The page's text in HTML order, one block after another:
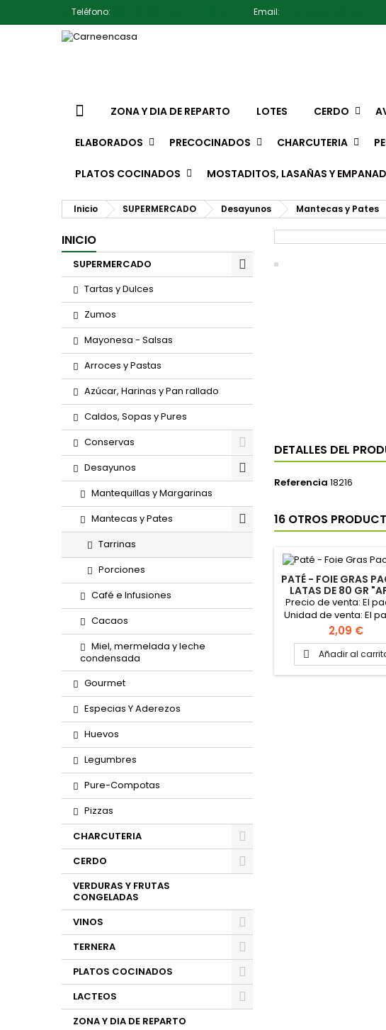
Teléfono: Email:
ZONA Y DIA DE REPARTO LOTES CERDO
ELABORADOS PRECOCINADOS CHARCUTERIA
PLATOS COCINADOS MOSTADITOS, LASAÑAS Y
Inicio SUPERMERCADO Desayunos Mantecas y Pates
INICIO
SUPERMERCADO
Tartas y Dulces
Zumos
Mayonesa - Salsas
Arroces y Pastas
Azúcar, Harinas y Pan rallado
Caldos, Sopas y Pures
Conservas
Desayunos
Mantequillas y Margarinas
Mantecas y Pates
Tarrinas
Porciones
Café e Infusiones
Cacaos
Miel, mermelada y leche
condensada
Gourmet
Especias Y Aderezos
Huevos
Legumbres
Pure-Compotas
Pizzas
CHARCUTERIA
CERDO
VERDURAS Y FRUTAS
CONGELADAS
VINOS
TERNERA
PLATOS COCINADOS
LACTEOS
ZONA Y DIA DE REPARTO
DETALLES DEL
Referencia 18216
16 OTROS
PATÉ - FOIE GRAS
LATAS DE 80 GR
Precio de venta: El
Unidad de venta: El
La caja contiene 12
Precio
2,09 €
 Añadir al